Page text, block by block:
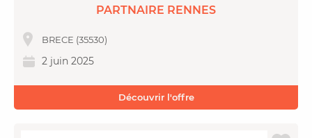
PARTNAIRE RENNES
BRECE (35530)
2 juin 2025
Découvrir l'offre